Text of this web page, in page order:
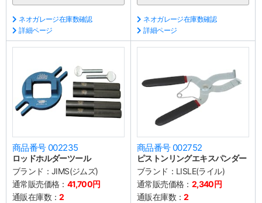
ネオガレージ在庫数確認
詳細ページ
ネオガレージ在庫数確認
詳細ページ
商品番号 002235
ロッドホルダーツール
ブランド： JIMS(ジムズ)
通常販売価格： 41,700円
通販在庫数：2
商品番号 002752
ピストンリングエキスパンダー
ブランド： LISLE(ライル)
通常販売価格： 2,340円
通販在庫数：2